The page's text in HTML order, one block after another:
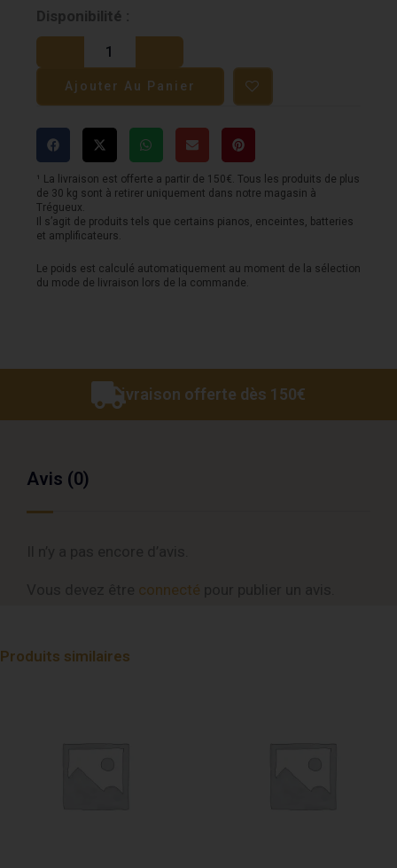
Disponibilité :
quantité
de
Barre
VIBE
RETRO-
FLASH6
-
Projecteurs
Ajouter Au Panier
¹ La livraison est offerte a partir de 150€. Tous les produits de plus
de 30 kg sont à retirer uniquement dans notre magasin à
Trégueux.
Il s’agit de produits tels que certains pianos, enceintes, batteries
et amplificateurs.
Le poids est calculé automatiquement au moment de la sélection
du mode de livraison lors de la commande.
Livraison offerte dès 150€
Avis (0)
connecté
Produits similaires